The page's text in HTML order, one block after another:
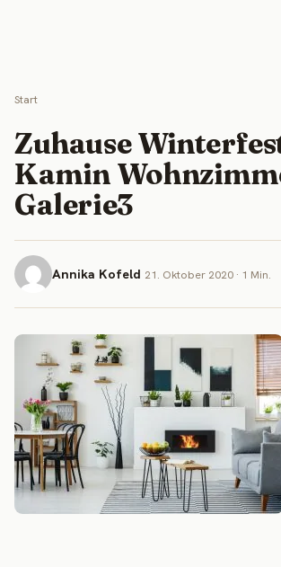
Start
Zuhause
Kamin
Galerie3
Annika Kofeld 21. Oktober 2020 · 1 Min.